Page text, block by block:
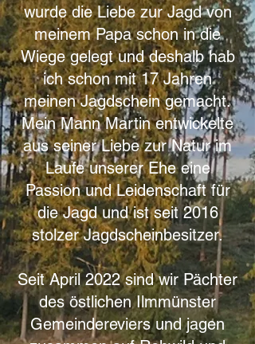
wurde die Liebe zur Jagd von
meinem Papa schon in die
Wiege gelegt und deshalb hab
ich schon mit 17 Jahren
meinen Jagdschein gemacht.
Mein Mann Martin entwickelte
aus seiner Liebe zur Natur im
Laufe unserer Ehe eine
Passion und Leidenschaft für
die Jagd und ist seit 2016
stolzer Jagdscheinbesitzer.
Seit April 2022 sind wir Pächter
des östlichen Ilmmünster
Gemeindereviers und jagen